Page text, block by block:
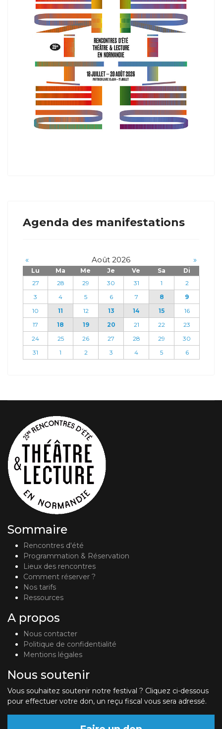
Agenda des manifestations
« Août 2026 »
Lu Ma Me Je Ve Sa
Di
27
28 29 30 31 1
2
3
4 5 6 7 8
9
10
11 12 13 14 15
16
17
18 19 20 21 22
23
24
25 26 27 28 29
30
31
1 2 3 4 5 6
Sommaire
Rencontres d'été
Programmation & Réservation
Lieux des rencontres
Comment réserver ?
Nos tarifs
Ressources
A propos
Nous contacter
Politique de confidentialité
Mentions légales
Nous soutenir
Vous souhaitez soutenir notre festival ? Cliquez ci-dessous
pour effectuer votre don, un reçu fiscal vous sera adressé.